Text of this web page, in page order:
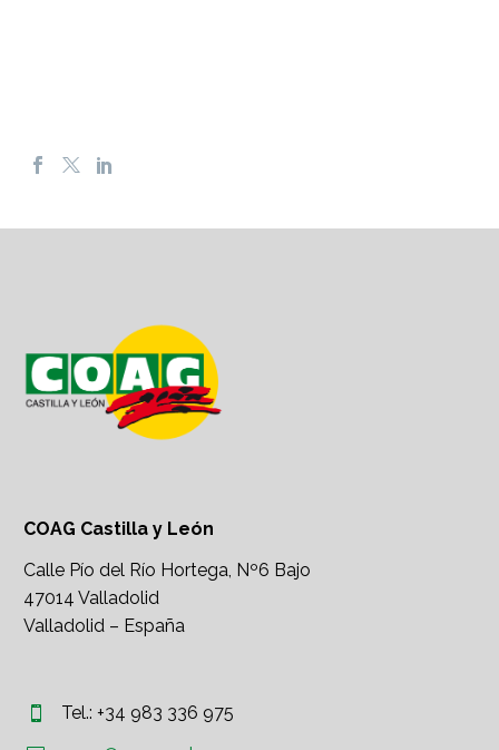
COAG Castilla y León
Calle Pío del Río Hortega, Nº6 Bajo
47014 Valladolid
Valladolid – España

 Tel.: +34 983 336 975